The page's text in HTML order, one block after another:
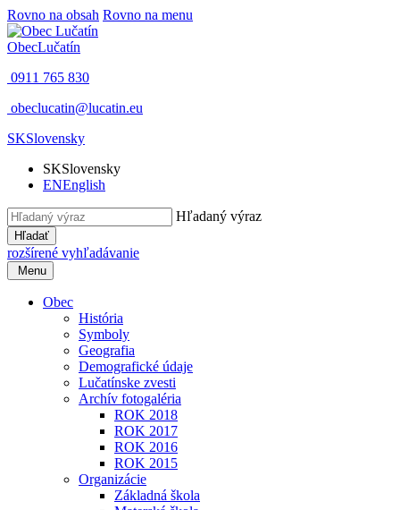
Rovno na obsah Rovno na menu
ObecLučatín
0911 765 830
obeclucatin@lucatin.eu
SKSlovensky
SKSlovensky
ENEnglish
Hľadaný výraz
Hľadať
rozšírené vyhľadávanie
Menu
Obec
História
Symboly
Geografia
Demografické údaje
Lučatínske zvesti
Archív fotogaléria
ROK 2018
ROK 2017
ROK 2016
ROK 2015
Organizácie
Základná škola